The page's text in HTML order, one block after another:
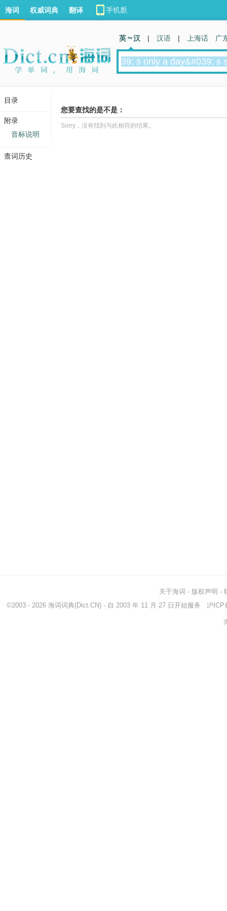
您要查找的是不是：
Sorry，没有找到与此相符的结果。
海词 权威词典 翻译
英 汉 | 汉语 | 上海话 广
关于海词 - 版权声明 -
©2003 - 2026 海词词典(Dict.CN) - 自 2003 年 11 月 27 日开始服务 沪ICP
目录
附录
音标说明
查词历史